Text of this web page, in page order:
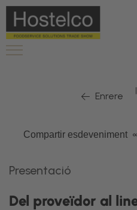
Enrere |
Compartir esdeveniment
Presentació
Del proveïdor al